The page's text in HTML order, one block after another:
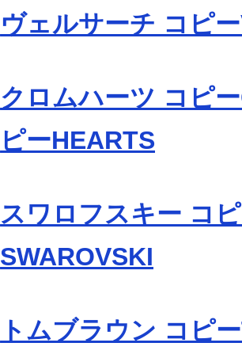
ヴェルサーチ コピ
クロムハーツ コピ
ピーHEARTS
スワロフスキー コ
SWAROVSKI
トムブラウン コピ